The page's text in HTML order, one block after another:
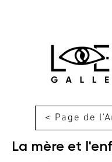
< Page de
La mère et